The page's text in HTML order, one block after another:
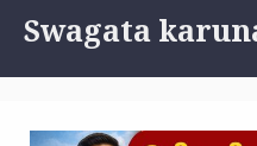
Skip
content
Swagata